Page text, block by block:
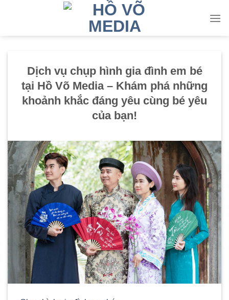
Dịch vụ chụp hình gia đình em bé
tại Hồ Võ Media – Khám phá những
khoảnh khắc đáng yêu cùng bé yêu
của bạn!